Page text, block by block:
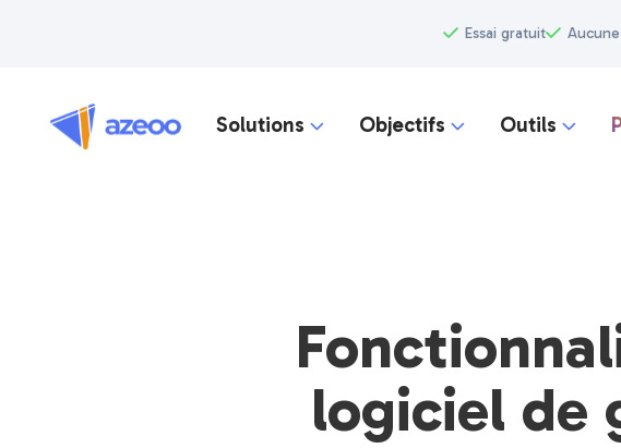
Essai gratuit
Solutions  Objectifs  Outils 
logiciel de